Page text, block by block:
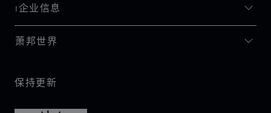
I企业信息
萧邦世界
保持更新